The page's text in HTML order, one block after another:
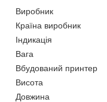
Виробник
Країна виробник
Індикація
Вага
Вбудований принтер
Висота
Довжина